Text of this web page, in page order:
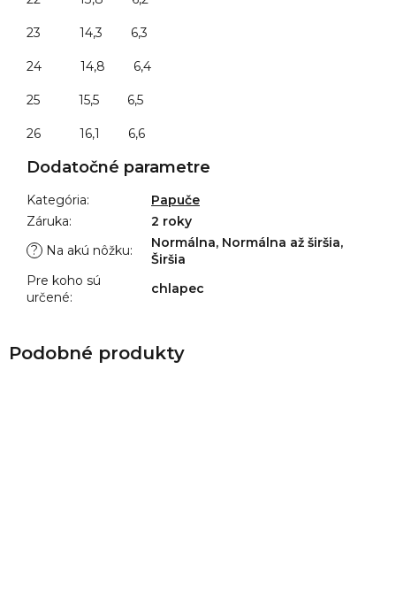
23 14,3 6,3
24 14,8 6,4
25 15,5 6,5
26 16,1 6,6
Dodatočné parametre
Kategória:
Papuče
Záruka:
2 roky
?
Na akú nôžku:
Normálna, Normálna až širšia,
Širšia
Pre koho sú
určené:
chlapec